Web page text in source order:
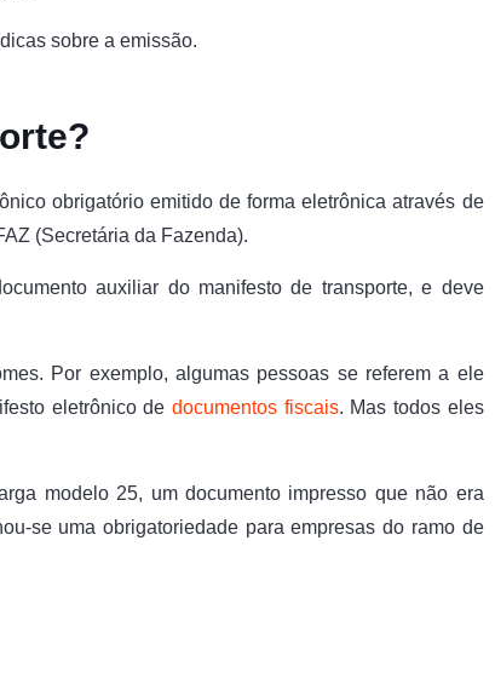
sobre a emissão.
obrigatório emitido de forma eletrônica através de
(Secretária da Fazenda).
auxiliar do manifesto de transporte, e deve
Por exemplo, algumas pessoas se referem a ele
eletrônico de documentos fiscais. Mas todos eles
modelo 25, um documento impresso que não era
se uma obrigatoriedade para empresas do ramo de